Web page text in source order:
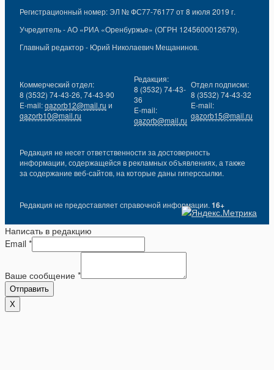
Регистрационный номер: ЭЛ № ФС77-76177 от 8 июля 2019 г.
Учредитель - АО «РИА «Оренбуржье» (ОГРН 1245600012679).
Главный редактор - Юрий Николаевич Мещанинов.
Коммерческий отдел:
8 (3532) 74-43-26, 74-43-90
E-mail:gazorb12@mail.ru и
gazorb10@mail.ru
Редакция:
8 (3532) 74-43-
36
E-mail:
gazorb@mail.ru
Отдел подписки:
8 (3532) 74-43-32
E-mail:
gazorb15@mail.ru
Редакция не несет ответственности за достоверность
информации, содержащейся в рекламных объявлениях, а также
за содержание веб-сайтов, на которые даны гиперссылки.
Редакция не предоставляет справочной информации. 16+
Написать в редакцию
Email *
Ваше сообщение *
Отправить
X